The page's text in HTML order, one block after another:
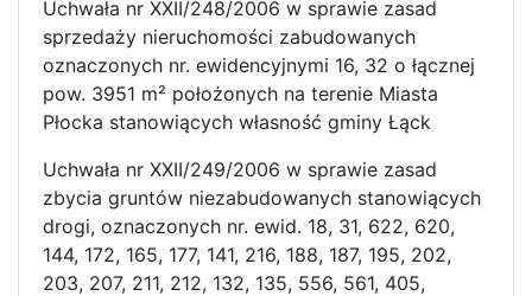
Uchwała nr XXII/248/2006 w sprawie zasad
sprzedaży nieruchomości zabudowanych
oznaczonych nr. ewidencyjnymi 16, 32 o łącznej
pow. 3951 m² położonych na terenie Miasta
Płocka stanowiących własność gminy Łąck
Uchwała nr XXII/249/2006 w sprawie zasad
zbycia gruntów niezabudowanych stanowiących
drogi, oznaczonych nr. ewid. 18, 31, 622, 620,
144, 172, 165, 177, 141, 216, 188, 187, 195, 202,
203, 207, 211, 212, 132, 135, 556, 561, 405,